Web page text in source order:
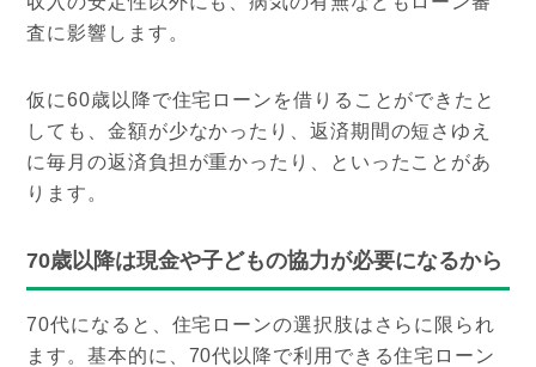
査に影響します。
仮に60歳以降で住宅ローンを借りることができたと
しても、金額が少なかったり、返済期間の短さゆえ
に毎月の返済負担が重かったり、といったことがあ
ります。
70歳以降は現金や子どもの協力が必要になるから
70代になると、住宅ローンの選択肢はさらに限られ
ます。基本的に、70代以降で利用できる住宅ローン